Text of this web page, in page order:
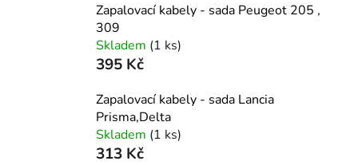
Zapalovací kabely - sada Peugeot 205 ,
309
Skladem (1 ks)
395 Kč
Zapalovací kabely - sada Lancia
Prisma,Delta
Skladem (1 ks)
313 Kč